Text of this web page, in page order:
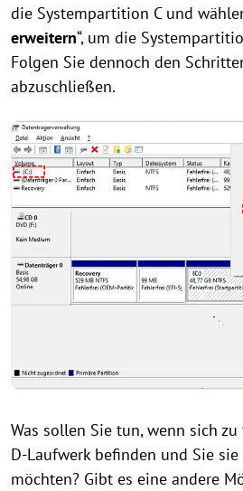
die Systempartition C und
erweitern“, um die
Folgen Sie dennoch den
abzuschließen.
Was sollen Sie tun, wenn sich
D-Laufwerk befinden und Sie
möchten? Gibt es eine andere